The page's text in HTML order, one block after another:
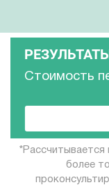
Стоимость
более